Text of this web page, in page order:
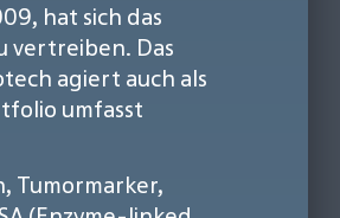
hat sich das
vertreiben. Das
agiert auch als
umfasst
Tumormarker,